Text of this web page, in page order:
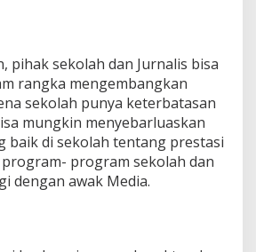
pihak sekolah dan Jurnalis bisa
rangka mengembangkan
sekolah punya keterbatasan
mungkin menyebarluaskan
baik di sekolah tentang prestasi
program sekolah dan
dengan awak Media.